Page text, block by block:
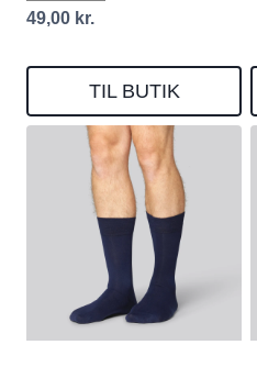
49,00 kr.
TIL BUTIK